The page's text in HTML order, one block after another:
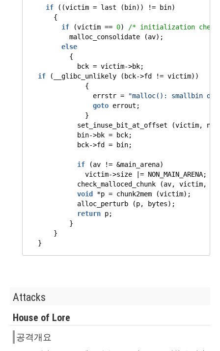
if
((victim = last (bin)) != bin)
{
if
(victim == 0)
/* initialization
malloc_consolidate (av);
else
{
bck = victim->bk;
if
(__glibc_unlikely (bck->fd != victim))
{
errstr =
"malloc(): smallbin
goto errout;
}
set_inuse_bit_at_offset (victim,
bin->bk = bck;
bck->fd = bin;
if
(av != &main_arena)
victim->size |= NON_MAIN_ARENA;
check_malloced_chunk (av, victim,
void
*p = chunk2mem (victim);
alloc_perturb (p, bytes);
return p;
}
}
}
Attacks
House of Lore
공격개요